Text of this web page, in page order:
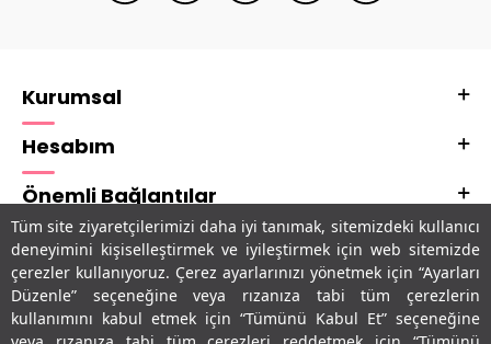
Tüm site ziyaretçilerimizi daha iyi tanımak, sitemizdeki kullanıcı
deneyimini kişiselleştirmek ve iyileştirmek için web sitemizde
çerezler kullanıyoruz. Çerez ayarlarınızı yönetmek için “Ayarları
Düzenle” seçeneğine veya rızanıza tabi tüm çerezlerin
kullanımını kabul etmek için “Tümünü Kabul Et” seçeneğine
Kurumsal
Hesabım
Önemli Bağlantılar
Adres & İletişim
Uygulamalarımız